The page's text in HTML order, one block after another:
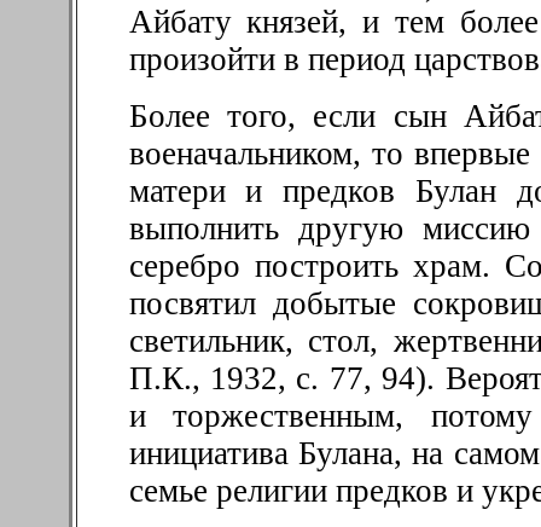
Айбату князей, и тем
произойти в период
Более того, если сын
военачальником, то
матери и предков Булан
выполнить другую
серебро построить храм.
посвятил добытые
светильник, стол,
П.К., 1932, с. 77, 94).
и торжественным,
инициатива Булана, на
семье религии предков и